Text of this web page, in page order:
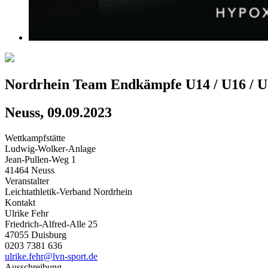
Nordrhein Team Endkämpfe U14 / U16 /
Neuss, 09.09.2023
Wettkampfstätte
Ludwig-Wolker-Anlage
Jean-Pullen-Weg 1
41464 Neuss
Veranstalter
Leichtathletik-Verband Nordrhein
Kontakt
Ulrike Fehr
Friedrich-Alfred-Alle 25
47055 Duisburg
0203 7381 636
ulrike.fehr@lvn-sport.de